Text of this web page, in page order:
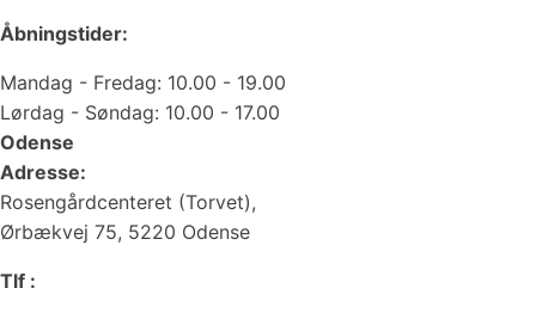
Åbningstider:
Mandag - Fredag: 10.00 - 19.00
Lørdag - Søndag: 10.00 - 17.00
Odense
Adresse:
Rosengårdcenteret (Torvet),
Ørbækvej 75, 5220 Odense
Tlf :